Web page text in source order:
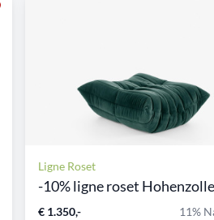
Ligne Roset
-10% ligne roset
€ 1.350,- 11%